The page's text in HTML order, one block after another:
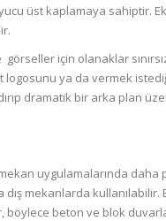
üst kaplamaya sahiptir.
görseller için olanaklar
logosunu ya da vermek
dramatik bir arka plan
uygulamalarında
mekanlarda
böylece beton ve blok